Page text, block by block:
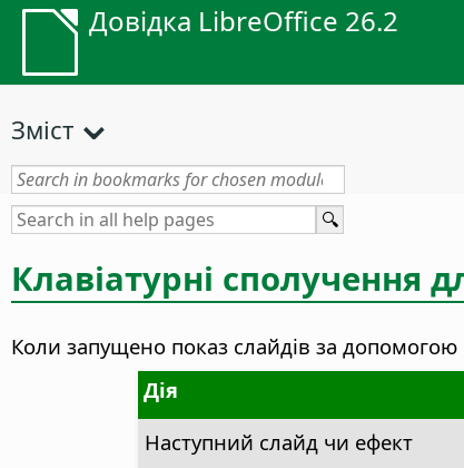
Довідка LibreOffice 26.2
Зміст
Клавіатурні сполучення
Коли запущено показ слайдів за допомогою
Дія
Наступний слайд чи ефект